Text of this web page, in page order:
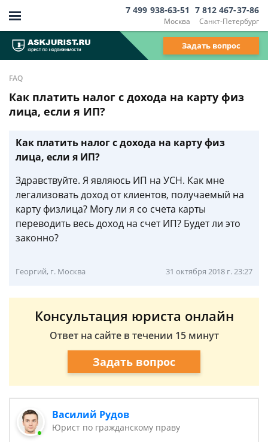
Москва
7 499 938-63-51
Санкт-Петербург
7 812 467-37-86
Задать вопрос
FAQ
Как платить налог с дохода на карту физ
лица, если я ИП?
Как платить налог с дохода на карту физ
лица, если я ИП?
Здравствуйте. Я являюсь ИП на УСН. Как мне
легализовать доход от клиентов, получаемый на
карту физлица? Могу ли я со счета карты
переводить весь доход на счет ИП? Будет ли это
законно?
Георгий, г. Москва 31 октября 2018 г. 23:27
Консультация юриста онлайн
Ответ на сайте в течении 15 минут
Задать вопрос
Василий Рудов
Юрист по гражданскому праву